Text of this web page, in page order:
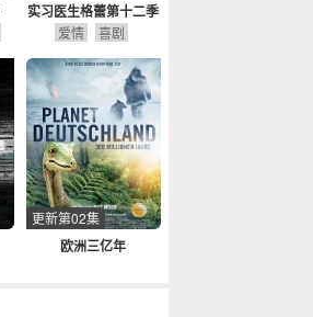
实习医生格蕾第十二季
爱情 喜剧
欧洲三亿年
更新第02集